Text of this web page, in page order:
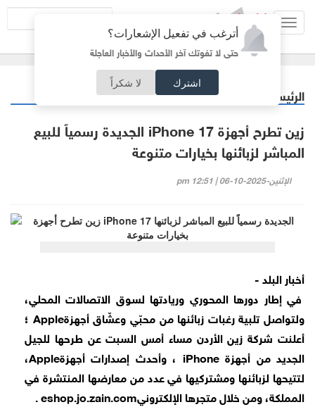
أترغب في تفعيل الإشعارات؟
حتى لا تفوتك آخر الأحداث والأخبار العاجلة
اشترك لا شكراً
الرئيسية خبر وصورة
زين تطرح أجهزة iPhone 17 الجديدة رسمياً للبيع
المباشر لزبائنها بخيارات متنوعة
الإثنين-2025-10-06 | 12:51 pm
أخبار البلد -
في إطار دورها المحوري وريادتها لسوق الاتصالات المحلي،
ولتواصل تلبية رغبات زبائنها من محبّي وعشّاق أجهزةApple ؛
أعلنت شركة زين الأردن مساء أمس السبت عن طرحها للجيل
الجديد من أجهزةiPhone ، وأحدث إصدارات أجهزةApple،
لتتيحها لزبائنها ومشتركيها في عدد من معارضها المنتشرة في
المملكة، ومن خلال متجرها الإلكترونيeshop.jo.zain.com
.